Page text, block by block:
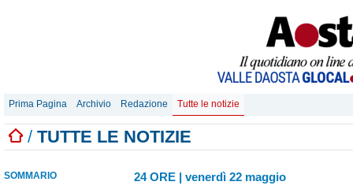
Prima Pagina Archivio Redazione Tutte le notizie
/ TUTTE LE NOTIZIE
SOMMARIO 24 ORE | venerdì 22 maggio